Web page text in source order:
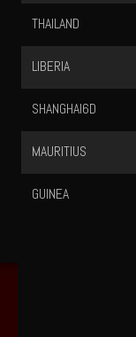
THAILAND
LIBERIA
SHANGHAI6D
MAURITIUS
GUINEA